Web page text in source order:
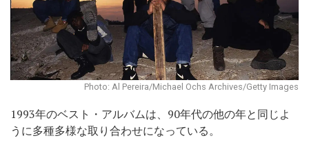
Photo: Al Pereira/Michael Ochs Archives/Getty Images
1993年のベスト・アルバムは、90年代の他の年と同じよ
うに多種多様な取り合わせになっている。